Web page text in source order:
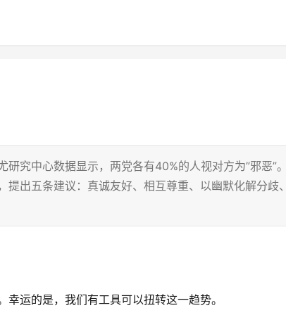
究中心数据显示，两党各有40%的人视对方为”邪恶”
出五条建议：真诚友好、相互尊重、以幽默化解分歧
运的是，我们有工具可以扭转这一趋势。